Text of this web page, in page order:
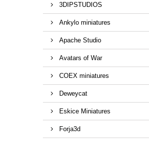
3DIPSTUDIOS
Ankylo miniatures
Apache Studio
Avatars of War
COEX miniatures
Deweycat
Eskice Miniatures
Forja3d